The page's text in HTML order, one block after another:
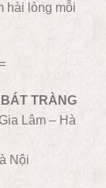
hài lòng mỗi
TRÀNG
Lâm – Hà
Nội